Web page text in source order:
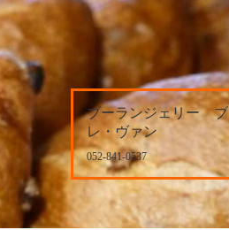
ブーランジェリー ブ
レ・ヴァン
052-841-0537